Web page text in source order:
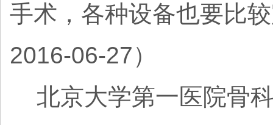
手术，各种设备也要比
2016-06-27）
北京大学第一医院骨